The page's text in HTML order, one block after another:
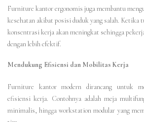
Furniture kantor ergonomis juga membantu
kesehatan akibat posisi duduk yang salah. Ketika
konsentrasi kerja akan meningkat sehingga
dengan lebih efektif.
Mendukung Efisiensi dan Mobilitas Kerja
Furniture kantor modern dirancang untuk
efisiensi kerja. Contohnya adalah meja
minimalis, hingga workstation modular yang